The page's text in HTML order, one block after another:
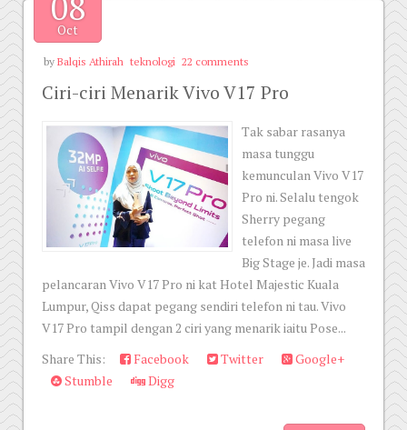
Oct
by Balqis Athirah teknologi 22 comments
Ciri-ciri Menarik Vivo V17 Pro
Tak sabar rasanya
masa tunggu
kemunculan Vivo V17
Pro ni. Selalu tengok
Sherry pegang
telefon ni masa live
Big Stage je. Jadi masa
pelancaran Vivo V17 Pro ni kat Hotel Majestic Kuala
Lumpur, Qiss dapat pegang sendiri telefon ni tau. Vivo
V17 Pro tampil dengan 2 ciri yang menarik iaitu Pose...
Share This:
Facebook Twitter
Google+
Stumble
Digg